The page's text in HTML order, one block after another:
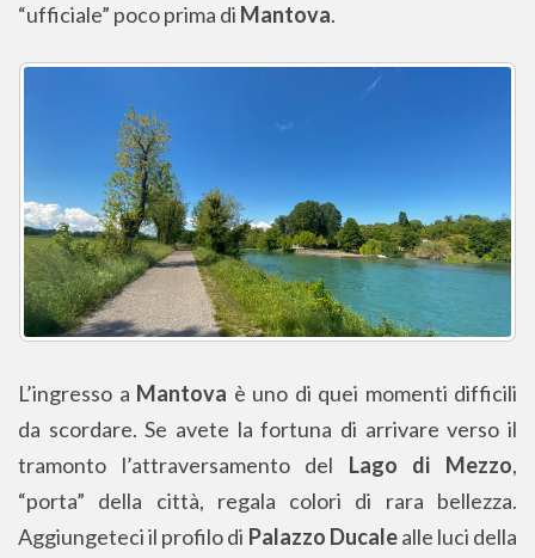
“ufficiale” poco prima di Mantova.
L’ingresso a Mantova è uno di quei momenti difficili
da scordare. Se avete la fortuna di arrivare verso il
tramonto l’attraversamento del Lago di Mezzo,
“porta” della città, regala colori di rara bellezza.
Aggiungeteci il profilo di Palazzo Ducalealle luci della